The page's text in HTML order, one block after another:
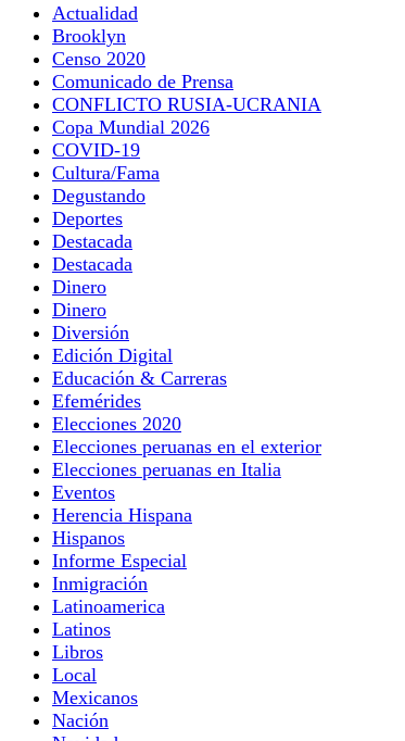
Actualidad
Brooklyn
Censo 2020
Comunicado de Prensa
CONFLICTO RUSIA-UCRANIA
Copa Mundial 2026
COVID-19
Cultura/Fama
Degustando
Deportes
Destacada
Destacada
Dinero
Dinero
Diversión
Edición Digital
Educación & Carreras
Efemérides
Elecciones 2020
Elecciones peruanas en el exterior
Elecciones peruanas en Italia
Eventos
Herencia Hispana
Hispanos
Informe Especial
Inmigración
Latinoamerica
Latinos
Libros
Local
Mexicanos
Nación